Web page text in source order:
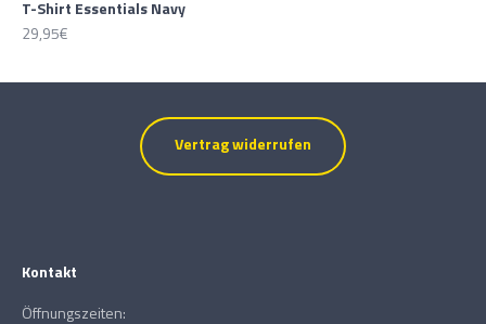
T-Shirt Essentials Navy
Angebot
29,95€
Vertrag widerrufen
Kontakt
Öffnungszeiten: